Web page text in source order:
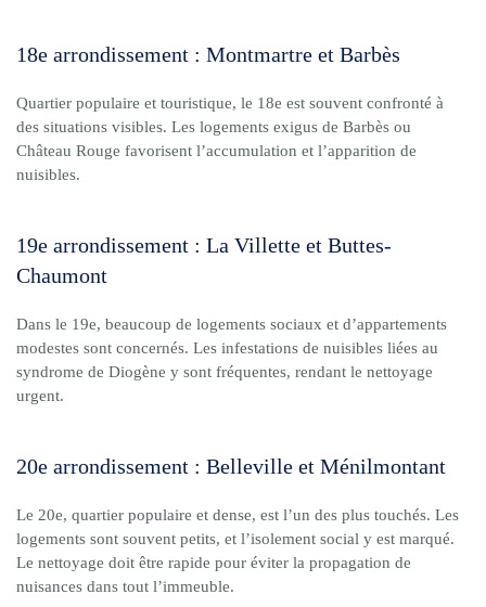
18e arrondissement : Montmartre et Barbès
Quartier populaire et touristique, le 18e est souvent confronté à
des situations visibles. Les logements exigus de Barbès ou
Château Rouge favorisent l’accumulation et l’apparition de
nuisibles.
19e arrondissement : La Villette et Buttes-
Chaumont
Dans le 19e, beaucoup de logements sociaux et d’appartements
modestes sont concernés. Les infestations de nuisibles liées au
syndrome de Diogène y sont fréquentes, rendant le nettoyage
urgent.
20e arrondissement : Belleville et Ménilmontant
Le 20e, quartier populaire et dense, est l’un des plus touchés. Les
logements sont souvent petits, et l’isolement social y est marqué.
Le nettoyage doit être rapide pour éviter la propagation de
nuisances dans tout l’immeuble.